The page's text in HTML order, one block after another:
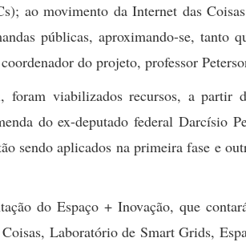
ao movimento da Internet das
públicas, aproximando-se, tanto
do projeto, professor
foram viabilizados recursos, a partir
do ex-deputado federal Darcísio
sendo aplicados na primeira fase e
do Espaço + Inovação, que
Laboratório de Smart Grids,